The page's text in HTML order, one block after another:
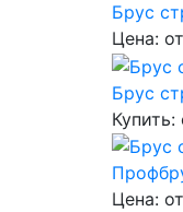
Брус
Цена: от
Брус
Купить:
Цена: от